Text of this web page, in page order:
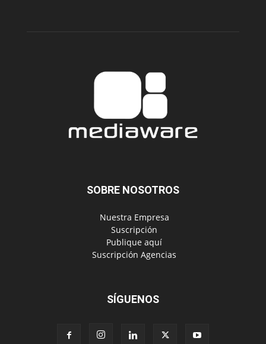
SOBRE NOSOTROS
‎ Nuestra Empresa
‎ Suscripción
‎ Publique aquí
‎ Suscripción Agencias
SÍGUENOS